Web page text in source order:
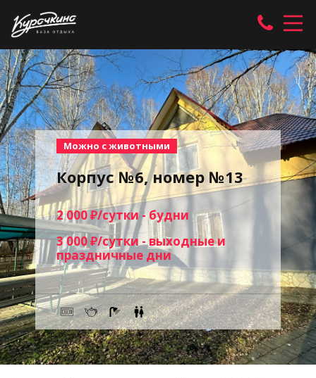
Можно с животными
Корпус №6, номер №13
2 000 ₽/сутки - будни
3 000 ₽/сутки - выходные и
праздничные дни